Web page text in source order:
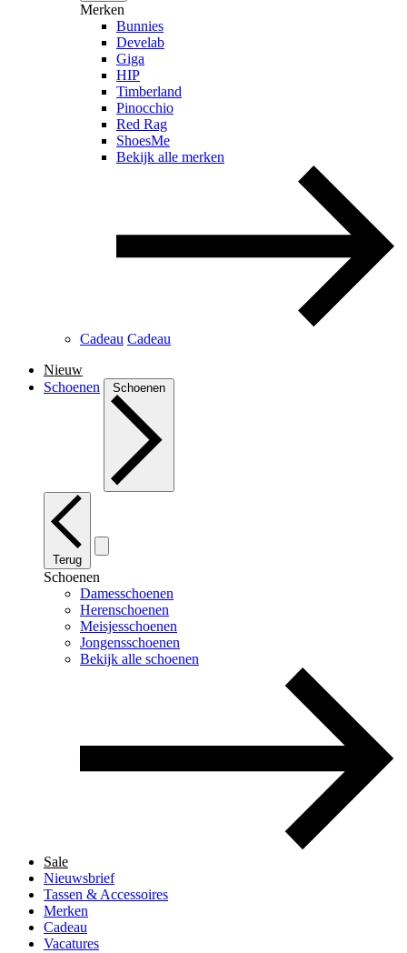
Merken
Bunnies
Develab
Giga
HIP
Timberland
Pinocchio
Red Rag
ShoesMe
Bekijk alle merken
Cadeau Cadeau
Nieuw
Schoenen
Schoenen
Terug
Schoenen
Damesschoenen
Herenschoenen
Meisjesschoenen
Jongensschoenen
Bekijk alle schoenen
Sale
Nieuwsbrief
Tassen & Accessoires
Merken
Cadeau
Vacatures